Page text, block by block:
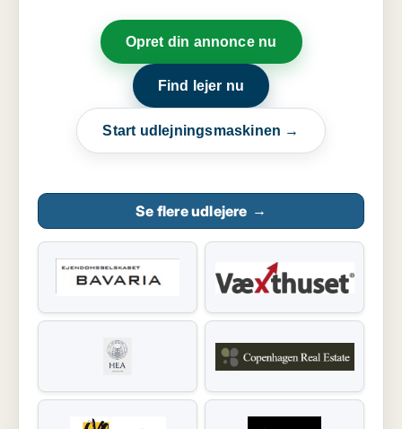
Opret din annonce nu
Find lejer nu
Start udlejningsmaskinen →
Se flere udlejere →